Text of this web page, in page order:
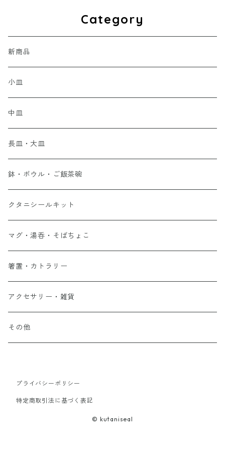
Category
新商品
小皿
中皿
長皿・大皿
鉢・ボウル・ご飯茶碗
クタニシールキット
マグ・湯呑・そばちょこ
箸置・カトラリー
アクセサリー・雑貨
その他
プライバシーポリシー
特定商取引法に基づく表記
© kutaniseal